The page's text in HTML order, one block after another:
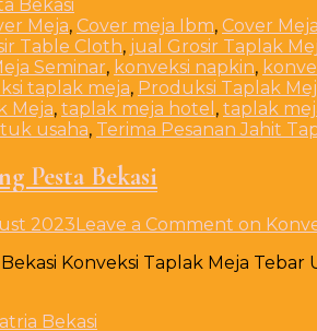
Meja, Cover meja Ibm, Cover
Table Cloth, jual Grosir Taplak
Seminar, konveksi napkin,
taplak meja, Produksi Taplak
Meja, taplak meja hotel , taplak
usaha, Terima Pesanan Jahit
Pesta Bekasi
2023 Leave a Comment on
Konveksi Taplak Meja